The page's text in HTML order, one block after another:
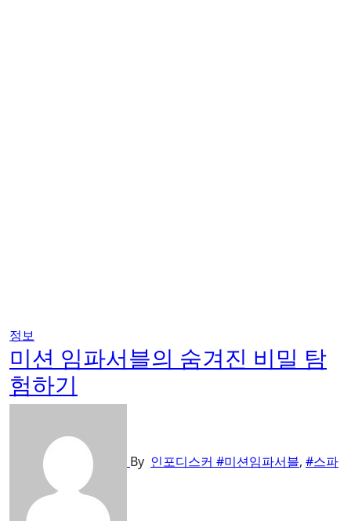
정보
미션 임파서블의 숨겨진 비밀 탐
험하기
By 인포디스커 #미션임파서블, #스파